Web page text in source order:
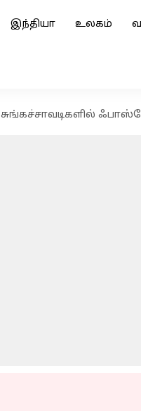
இந்தியா உலகம்
சுங்கச்சாவடிகளில்